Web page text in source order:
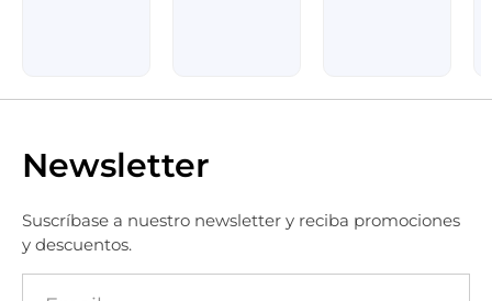
Newsletter
Suscríbase a nuestro newsletter y reciba promociones
y descuentos.